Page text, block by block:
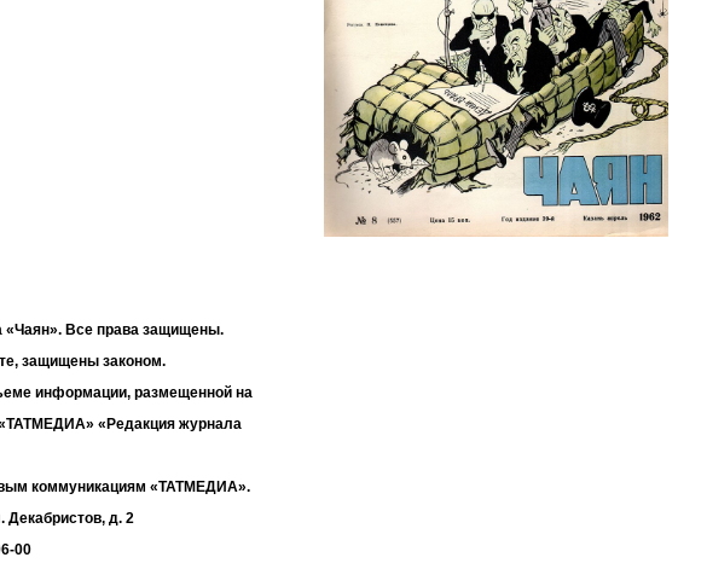
«Чаян». Все права защищены.
защищены законом.
информации, размещенной на
«Редакция журнала
коммуникациям «ТАТМЕДИА».
Декабристов, д. 2
00